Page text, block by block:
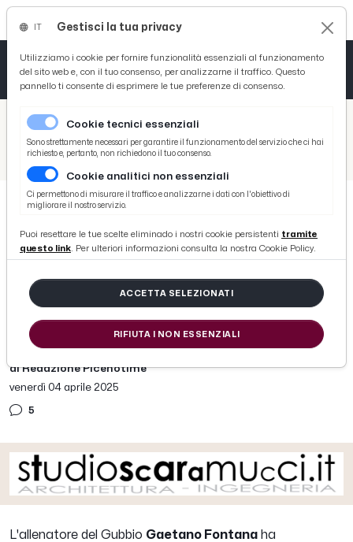
/ Picenotime
/ Ascoli Time
Gubbio, Fontana: “Ascoli per me è casa. Ci aspetta una sfida difficile, hanno elementi forti per la categoria”
Gubbio, Fontana: “Ascoli per me è
casa. Ci aspetta una sfida difficile,
hanno elementi forti per la
categoria”
di Redazione Picenotime
venerdì 04 aprile 2025
5
L'allenatore del Gubbio Gaetano Fontana ha
Gestisci la tua privacy
Utilizziamo i cookie per fornire funzionalità essenziali al funzionamento
del sito web e, con il tuo consenso, per analizzarne il traffico. Questo
pannello ti consente di esprimere le tue preferenze di consenso.
Cookie tecnici essenziali
Sono strettamente necessari per garantire il funzionamento del servizio che ci hai
richiesto e, pertanto, non richiedono il tuo consenso.
Cookie analitici non essenziali
Ci permettono di misurare il traffico e analizzarne i dati con l'obiettivo di
migliorare il nostro servizio.
Puoi resettare le tue scelte eliminado i nostri cookie persistenti tramite
questo link. Per ulteriori informazioni consulta la nostra Cookie Policy.
ACCETTA SELEZIONATI
RIFIUTA I NON ESSENZIALI
Tutto News
Tutto Sport
Basket
Ciclismo
Tutto Curiosità